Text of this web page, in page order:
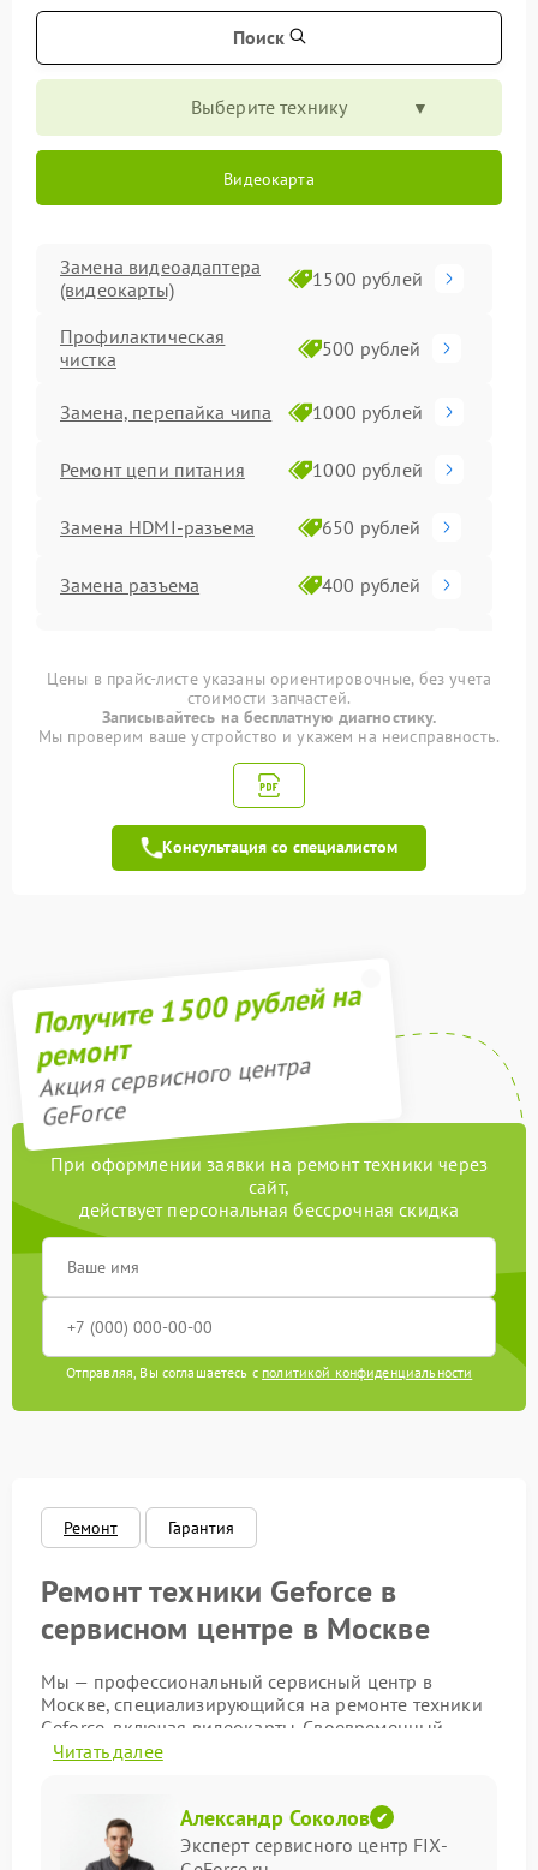
Поиск
Выберите технику
Видеокарта
Замена видеоадаптера
(видеокарты)
1500 рублей
Профилактическая
чистка
500 рублей
Замена, перепайка чипа 1000 рублей
Ремонт цепи питания 1000 рублей
Замена HDMI-разъема 650 рублей
Замена разъема 400 рублей
Замена медных трубок 800 рублей
Замена чипов памяти
Обновление/
Техническое
обслуживание
видеокарты
550 рублей
Восстановление после
попадания влаги
Замена термопасты 900 рублей
Цены в прайс-листе указаны ориентировочные, без учета
стоимости запчастей.
Записывайтесь на бесплатную диагностику.
Мы проверим ваше устройство и укажем на неисправность.
Консультация со специалистом
Получите 1500 рублей на
ремонт
Акция сервисного центра
GeForce
При оформлении заявки на ремонт техники через
сайт,
действует персональная бессрочная скидка
Отправляя, Вы соглашаетесь с политикой конфиденциальности
Ремонт Гарантия
Ремонт техники Geforce в
сервисном центре в Москве
Мы — профессиональный сервисный центр в
Москве, специализирующийся на ремонте техники
Geforce, включая видеокарты. Своевременный
ремонт позволяет избежать усугубления
Распространенные проблемы с
техникой Geforce и способы их
Читать далее
Александр Соколов
Эксперт сервисного центр FIX-